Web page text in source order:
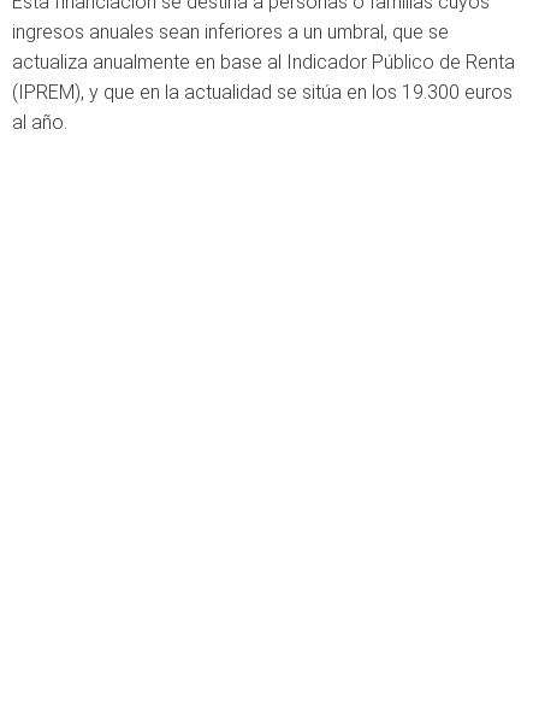
ingresos anuales sean inferiores a un umbral, que se
actualiza anualmente en base al Indicador Público de Renta
(IPREM), y que en la actualidad se sitúa en los 19.300 euros
al año.